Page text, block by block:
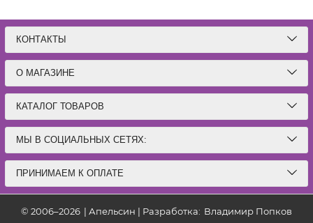
КОНТАКТЫ
О МАГАЗИНЕ
КАТАЛОГ ТОВАРОВ
МЫ В СОЦИАЛЬНЫХ СЕТЯХ:
ПРИНИМАЕМ К ОПЛАТЕ
© 2006–2026 | Апельсин | Разработка: Владимир Попков